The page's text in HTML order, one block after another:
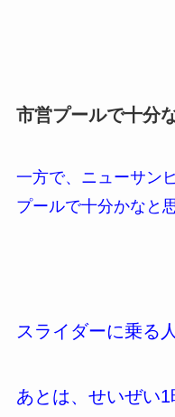
市営プールで十分
一方で、ニューサン
プールで十分かなと
スライダーに乗る
あとは、せいぜい